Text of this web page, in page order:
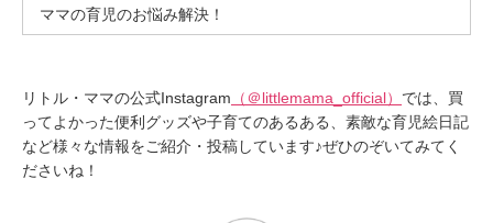
ママの育児のお悩み解決！
リトル・ママの公式Instagram （＠littlemama_official） では、買
ってよかった便利グッズや子育てのあるある、素敵な育児絵日記
など様々な情報をご紹介・投稿しています♪ぜひのぞいてみてく
ださいね！